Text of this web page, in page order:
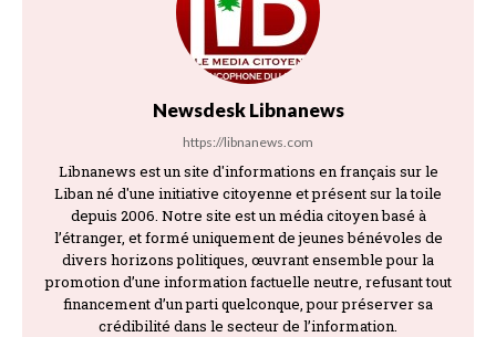
Newsdesk Libnanews
https://libnanews.com
Libnanews est un site d'informations en français sur le
Liban né d'une initiative citoyenne et présent sur la toile
depuis 2006. Notre site est un média citoyen basé à
l’étranger, et formé uniquement de jeunes bénévoles de
divers horizons politiques, œuvrant ensemble pour la
promotion d’une information factuelle neutre, refusant tout
financement d’un parti quelconque, pour préserver sa
crédibilité dans le secteur de l’information.